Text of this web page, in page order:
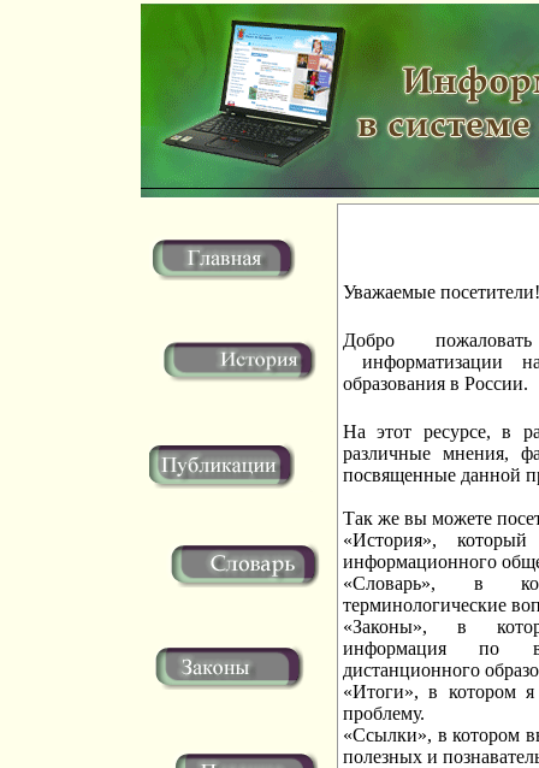
Уважаемые посетители!
Добро
информатизации
образования в России.
На этот ресурсе, в
различные мнения,
посвященные данной
Так же вы можете
«История»,
информационного
«Словарь», в
терминологические
«Законы», в
информация по
дистанционного
«Итоги», в котором
проблему.
«Ссылки», в котором
полезных и